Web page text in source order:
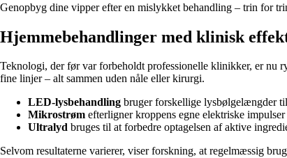
Genopbyg dine vipper efter en mislykket behandling – trin for
Hjemmebehandlinger med klinisk
Teknologi, der før var forbeholdt professionelle klinikker, er nu
fine linjer – alt sammen uden nåle eller kirurgi.
LED-lysbehandling bruger forskellige lysbølgelængder
Mikrostrøm efterligner kroppens egne elektriske
Ultralyd bruges til at forbedre optagelsen af aktive
Selvom resultaterne varierer, viser forskning, at regelmæssig